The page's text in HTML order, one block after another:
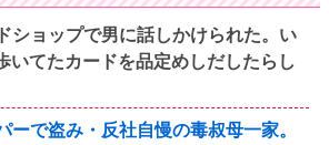
ショップで男に話しかけられた。い
いてたカードを品定めしだしたらし
ーで盗み・反社自慢の毒叔母一家。